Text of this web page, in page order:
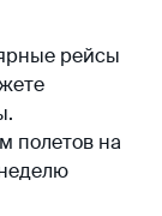
рейсы
полетов на